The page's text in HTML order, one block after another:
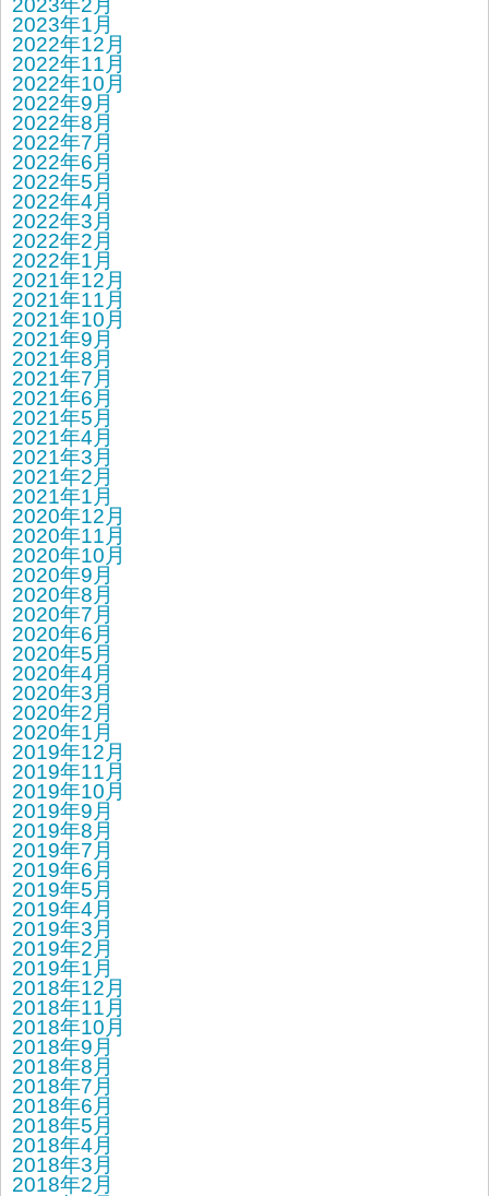
2023年1月
2022年12月
2022年11月
2022年10月
2022年9月
2022年8月
2022年7月
2022年6月
2022年5月
2022年4月
2022年3月
2022年2月
2022年1月
2021年12月
2021年11月
2021年10月
2021年9月
2021年8月
2021年7月
2021年6月
2021年5月
2021年4月
2021年3月
2021年2月
2021年1月
2020年12月
2020年11月
2020年10月
2020年9月
2020年8月
2020年7月
2020年6月
2020年5月
2020年4月
2020年3月
2020年2月
2020年1月
2019年12月
2019年11月
2019年10月
2019年9月
2019年8月
2019年7月
2019年6月
2019年5月
2019年4月
2019年3月
2019年2月
2019年1月
2018年12月
2018年11月
2018年10月
2018年9月
2018年8月
2018年7月
2018年6月
2018年5月
2018年4月
2018年3月
2018年2月